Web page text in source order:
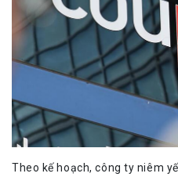
Theo kế hoạch, công ty niêm